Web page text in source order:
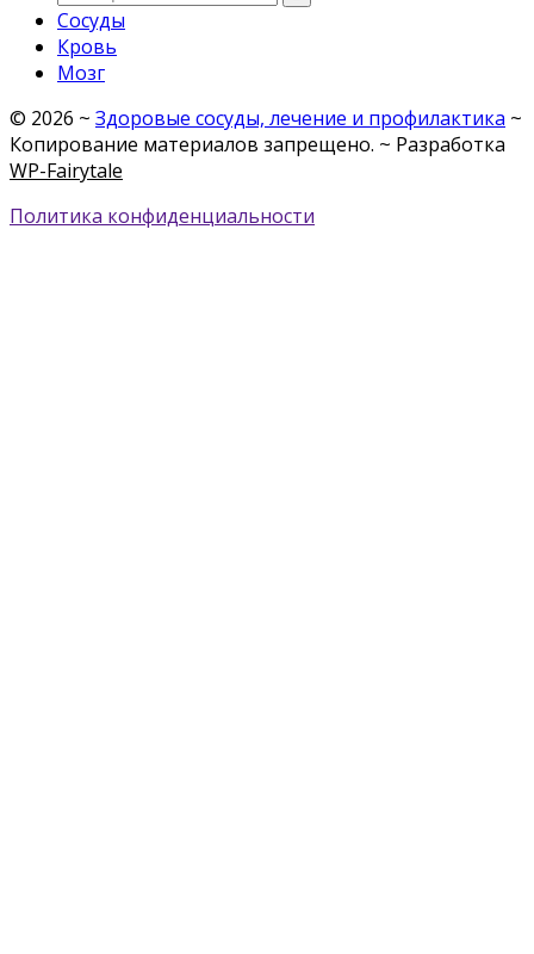
Сосуды
Кровь
Мозг
© 2026 ~ Здоровые сосуды, лечение и профилактика ~
Копирование материалов запрещено. ~ Разработка
WP-Fairytale
Политика конфиденциальности